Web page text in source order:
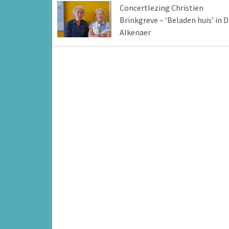
Concertlezing Christien
Brinkgreve – ‘Beladen huis’ in
Alkenaer